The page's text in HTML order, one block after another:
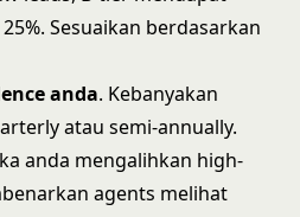
Sesuaikan berdasarkan
anda. Kebanyakan
atau semi-annually.
anda mengalihkan high-
agents melihat